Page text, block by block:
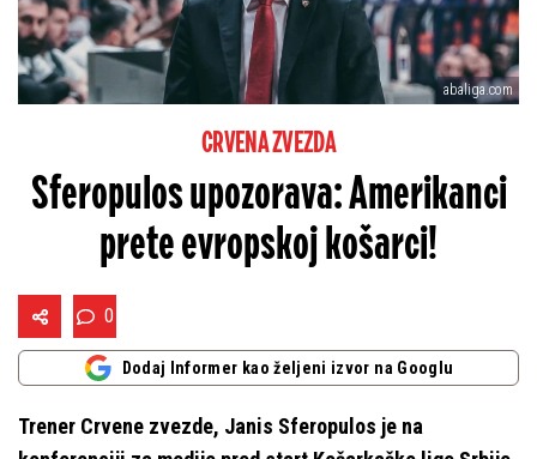
abaliga.com
CRVENA ZVEZDA
Sferopulos upozorava: Amerikanci
prete evropskoj košarci!
0
Dodaj Informer kao željeni izvor na Googlu
Trener Crvene zvezde, Janis Sferopulos je na